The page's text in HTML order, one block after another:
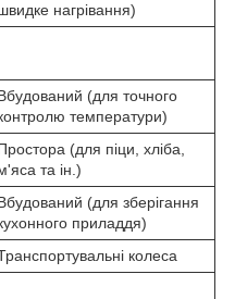
нагрівання)
(для точного
температури)
(для піци, хліба,
та ін.)
(для зберігання
приладдя)
колеса